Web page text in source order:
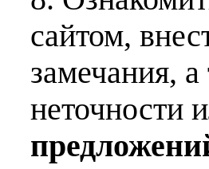
сайтом,
замечания,
неточности